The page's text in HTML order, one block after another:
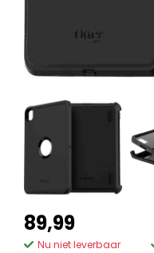
89,99
Nu niet leverbaar